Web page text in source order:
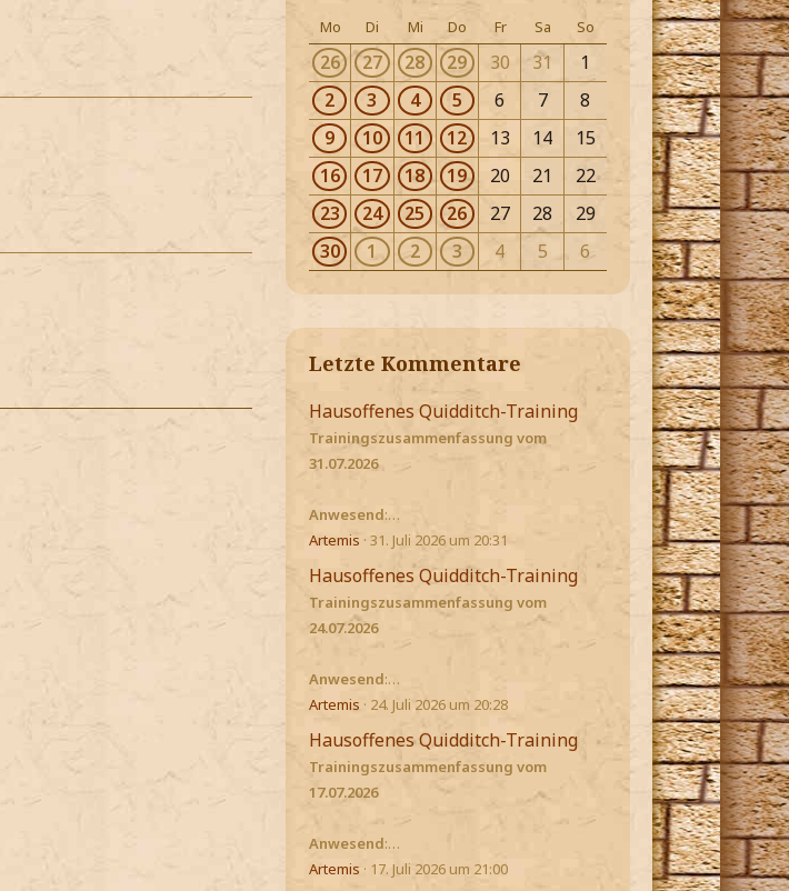
Mo Di Mi Do Fr Sa So
26 27 28 29 30 31
1
2
3 4 5 6 7
8
9
10 11 12 13 14
15
16
17 18 19 20 21
22
23
24 25 26 27 28
29
30
1 2 3 4 5 6
Letzte Kommentare
Hausoffenes Quidditch-Training
Trainingszusammenfassung vom
31.07.2026
Anwesend:…
Artemis 31. Juli 2026 um 20:31
Hausoffenes Quidditch-Training
Trainingszusammenfassung vom
24.07.2026
Anwesend:…
Artemis
24. Juli 2026 um 20:28
Hausoffenes Quidditch-Training
Trainingszusammenfassung vom
17.07.2026
Anwesend:…
Artemis
17. Juli 2026 um 21:00